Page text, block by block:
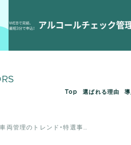
Top 選ばれる理由 導
両管理のトレンド・特選事…